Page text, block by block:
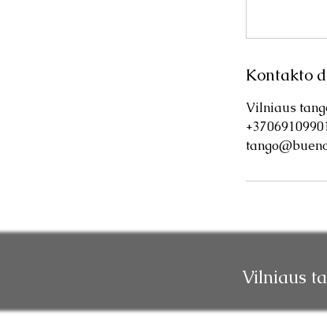
Kontakto
Vilniaus
Vilniaus